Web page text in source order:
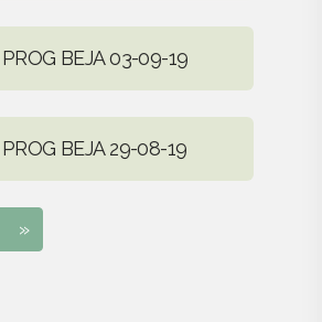
PROG BEJA 03-09-19
PROG BEJA 29-08-19
»